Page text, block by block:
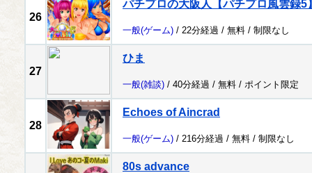
26
パチプロの大阪人【パチプロ風雲録5
一般(ゲーム) / 22分経過 / 無料 / 制限なし
27
ひま
一般(雑談) / 40分経過 / 無料 / ポイント限定
28
Echoes of Aincrad
一般(ゲーム) / 216分経過 / 無料 / 制限なし
80s advance